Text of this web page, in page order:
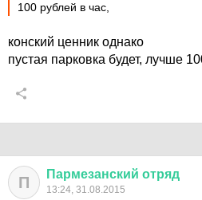
100 рублей в час,
конский ценник однако
пустая парковка будет, лучше
П Пармезанский отряд
13:24, 31.08.2015